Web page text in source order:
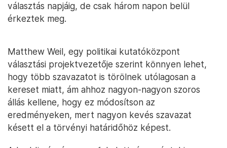
választás napjáig, de csak három napon belül
érkeztek meg.
Matthew Weil, egy politikai kutatóközpont
választási projektvezetője szerint könnyen lehet,
hogy több szavazatot is törölnek utólagosan a
kereset miatt, ám ahhoz nagyon-nagyon szoros
állás kellene, hogy ez módosítson az
eredményeken, mert nagyon kevés szavazat
késett el a törvényi határidőhöz képest.